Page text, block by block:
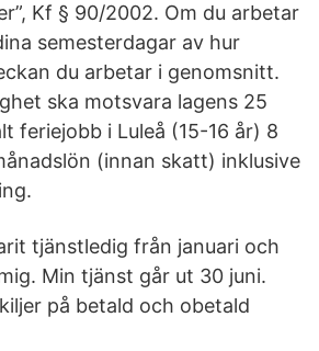
Kf § 90/2002. Om du arbetar
semesterdagar av hur
du arbetar i genomsnitt.
ska motsvara lagens 25
feriejobb i Luleå (15-16 år) 8
(innan skatt) inklusive
tjänstledig från januari och
Min tjänst går ut 30 juni.
på betald och obetald